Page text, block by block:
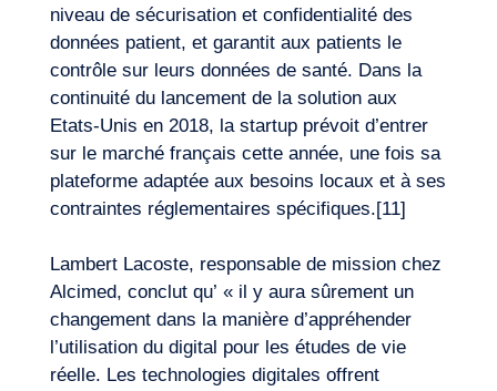
niveau de sécurisation et confidentialité des
données patient, et garantit aux patients le
contrôle sur leurs données de santé. Dans la
continuité du lancement de la solution aux
Etats-Unis en 2018, la startup prévoit d’entrer
sur le marché français cette année, une fois sa
plateforme adaptée aux besoins locaux et à ses
contraintes réglementaires spécifiques.[11]
Lambert Lacoste, responsable de mission chez
Alcimed, conclut qu’ « il y aura sûrement un
changement dans la manière d’appréhender
l’utilisation du digital pour les études de vie
réelle. Les technologies digitales offrent